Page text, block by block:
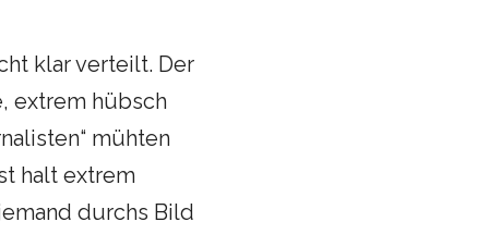
klar verteilt. Der
extrem hübsch
mühten
halt extrem
durchs Bild